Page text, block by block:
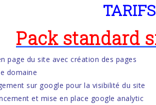
TARIFS
Pack standard
page du site avec création des pages
domaine
sur google pour la visibilité du site
et mise en place google analytic